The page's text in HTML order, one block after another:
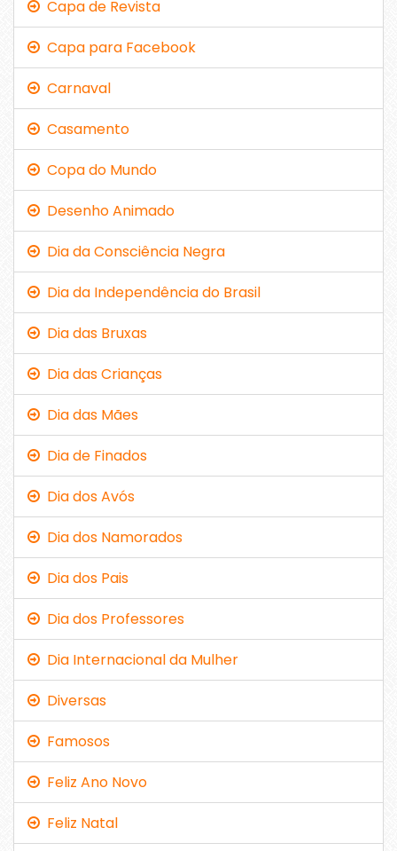
Capa de Revista
Capa para Facebook
Carnaval
Casamento
Copa do Mundo
Desenho Animado
Dia da Consciência Negra
Dia da Independência do Brasil
Dia das Bruxas
Dia das Crianças
Dia das Mães
Dia de Finados
Dia dos Avós
Dia dos Namorados
Dia dos Pais
Dia dos Professores
Dia Internacional da Mulher
Diversas
Famosos
Feliz Ano Novo
Feliz Natal